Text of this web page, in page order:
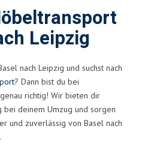
Leipzig
nach Leipzig und suchst nach
? Dann bist du bei
richtig! Wir bieten dir
deinem Umzug und sorgen
und zuverlässig von Basel nach